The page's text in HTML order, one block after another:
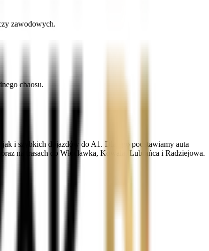
zawodowych.
chaosu.
jak i szybkich dojazdów do A1. Dlatego podstawiamy auta
na trasach do Włocławka, Kowala, Lubrańca i Radziejowa.